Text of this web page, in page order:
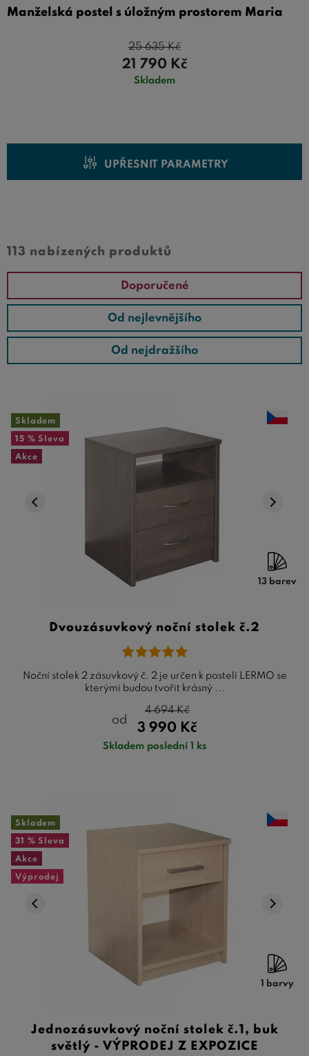
Manželská postel s úložným prostorem Maria
Skladem
25 635Kč
21 790 Kč
UPŘESNIT PARAMETRY
113 nabízených produktů
Doporučené
Od nejlevnějšího
Od nejdražšího
Skladem
15 % Sleva
Akce
13 barev
Dvouzásuvkový noční stolek č.2
Noční stolek 2 zásuvkový č. 2 je určen k postelí LERMO se
kterými budou tvořit krásný ...
od
3 990 Kč
4 694Kč
Skladem poslední 1 ks
Skladem
31 % Sleva
Akce
Výprodej
1 barvy
Jednozásuvkový noční stolek č.1, buk
světlý - VÝPRODEJ Z EXPOZICE